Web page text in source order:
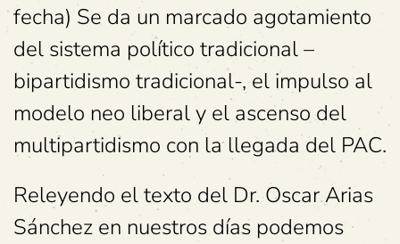
fecha) Se da un marcado agotamiento
del sistema político tradicional –
bipartidismo tradicional-, el impulso al
modelo neo liberal y el ascenso del
multipartidismo con la llegada del PAC.
Releyendo el texto del Dr. Oscar Arias
Sánchez en nuestros días podemos